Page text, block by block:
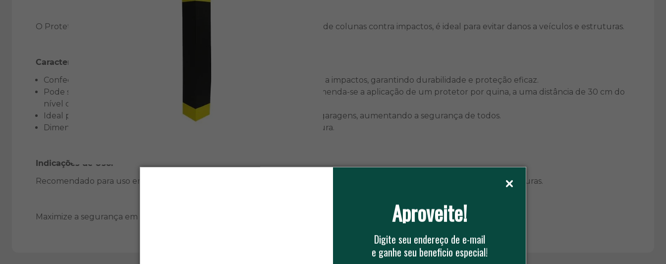
Aproveite!
Digite seu endereço de e-mail
e ganhe seu beneficio especial!
O Protetor de Coluna (Cantoneira) foi projetado para proteger as quinas de colunas contra impactos, é ideal para evitar danos a veículos e estruturas.
Características:
Confeccionado em borracha texturizada, oferece excelente resistência a impactos, garantindo durabilidade e proteção eficaz.
Pode ser facilmente fixado com cola de contato (não fornecida). Recomenda-se a aplicação de um protetor por quina, a uma distância de 30 cm do
nível do piso.
Ideal para evitar choques de veículos contra as quinas de colunas em garagens, aumentando a segurança de todos.
Dimensões é 10mm de espessura x 100mm de largura e 750mm de altura.
Indicações de Uso:
Recomendado para uso em garagens e estacionamentos, contribuindo para a segurança e preservação de veículos e estruturas.
Maximize a segurança em seus estacionamentos com protetores de parede, colunas e para-choques.